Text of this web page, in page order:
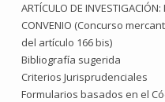
ARTÍCULO DE
CONVENIO (Concurso
del artículo 166 bis)
Bibliografía sugerida
Criterios Jurisprudenciales
Formularios basados en el